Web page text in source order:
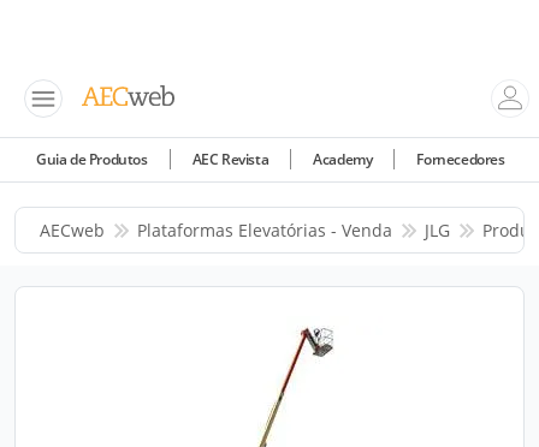
Guia de Produtos AEC Revista Academy Fornecedores
AECweb Plataformas Elevatórias - Venda JLG